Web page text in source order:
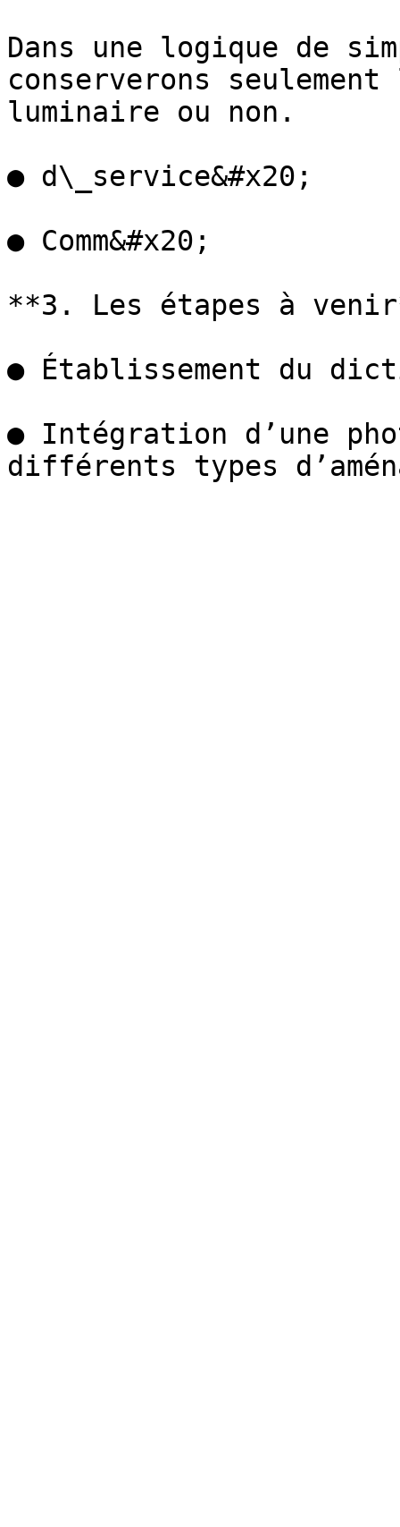
Dans une logique de
conserverons
luminaire ou non.
● d\_service&#x20;
● Comm&#x20;
**3. Les étapes à
● Établissement du
● Intégration d’une